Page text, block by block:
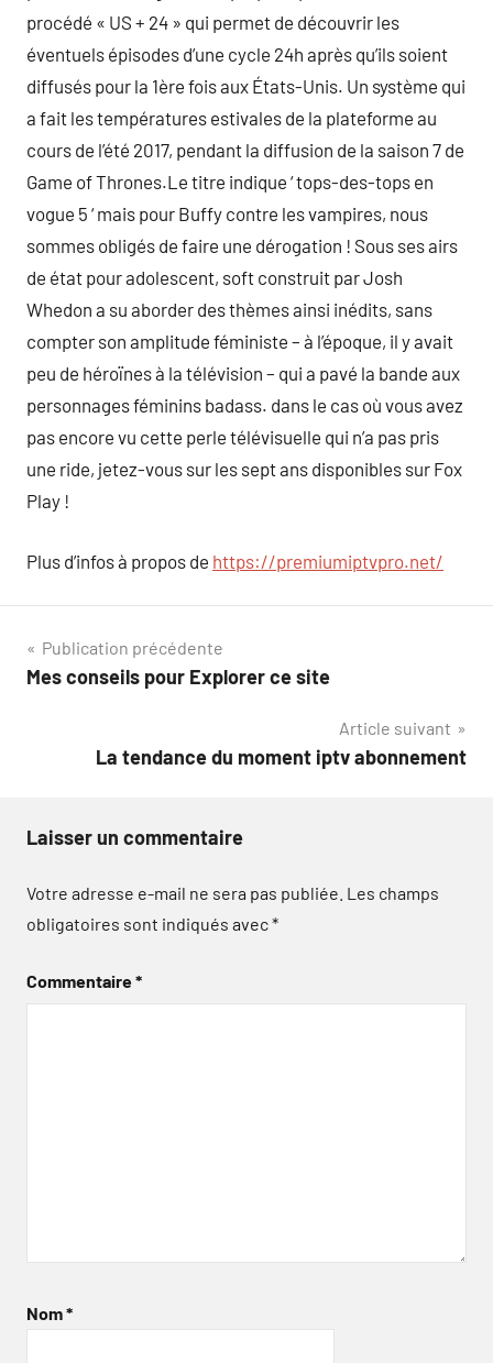
procédé « US + 24 » qui permet de découvrir les
éventuels épisodes d’une cycle 24h après qu’ils soient
diffusés pour la 1ère fois aux États-Unis. Un système qui
a fait les températures estivales de la plateforme au
cours de l’été 2017, pendant la diffusion de la saison 7 de
Game of Thrones.Le titre indique ‘ tops-des-tops en
vogue 5 ‘ mais pour Buffy contre les vampires, nous
sommes obligés de faire une dérogation ! Sous ses airs
de état pour adolescent, soft construit par Josh
Whedon a su aborder des thèmes ainsi inédits, sans
compter son amplitude féministe – à l’époque, il y avait
peu de héroïnes à la télévision – qui a pavé la bande aux
personnages féminins badass. dans le cas où vous avez
pas encore vu cette perle télévisuelle qui n’a pas pris
une ride, jetez-vous sur les sept ans disponibles sur Fox
Play !
Plus d’infos à propos de https://premiumiptvpro.net/
Navigation
de
Publication précédente
Mes conseils pour Explorer ce site
Article suivant
La tendance du moment iptv abonnement
Laisser un commentaire
Votre adresse e-mail ne sera pas publiée. Les champs
obligatoires sont indiqués avec*
Commentaire*
Nom*